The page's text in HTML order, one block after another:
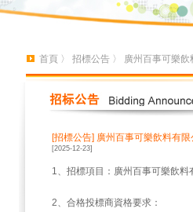
首頁 〉 招標公告 〉 廣州百事可樂
[招標公告] 廣州百事可樂飲料有
[2025-12-23]
1、招標項目：廣州百事可樂飲
2、合格投標商資格要求：